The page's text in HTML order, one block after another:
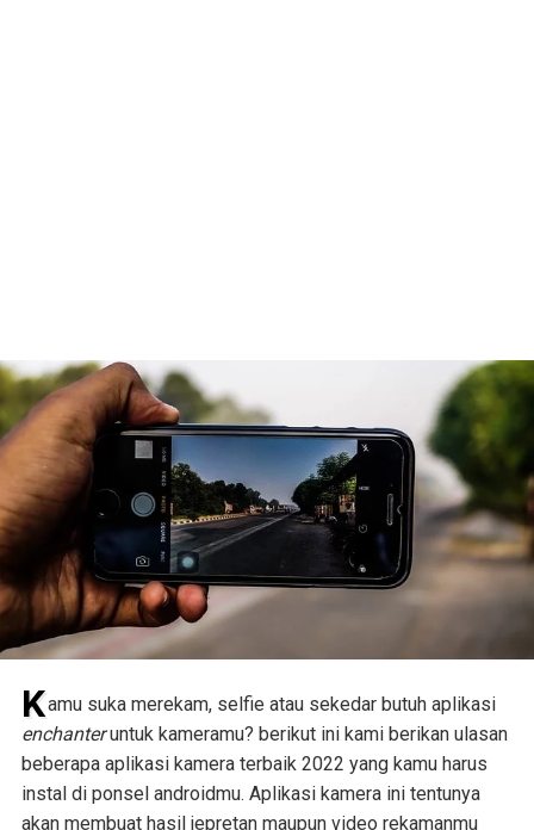
Kamu suka merekam, selfie atau sekedar butuh aplikasi
enchanteruntuk kameramu? berikut ini kami berikan ulasan
beberapa aplikasi kamera terbaik 2022 yang kamu harus
instal di ponsel androidmu. Aplikasi kamera ini tentunya
akan membuat hasil jepretan maupun video rekamanmu